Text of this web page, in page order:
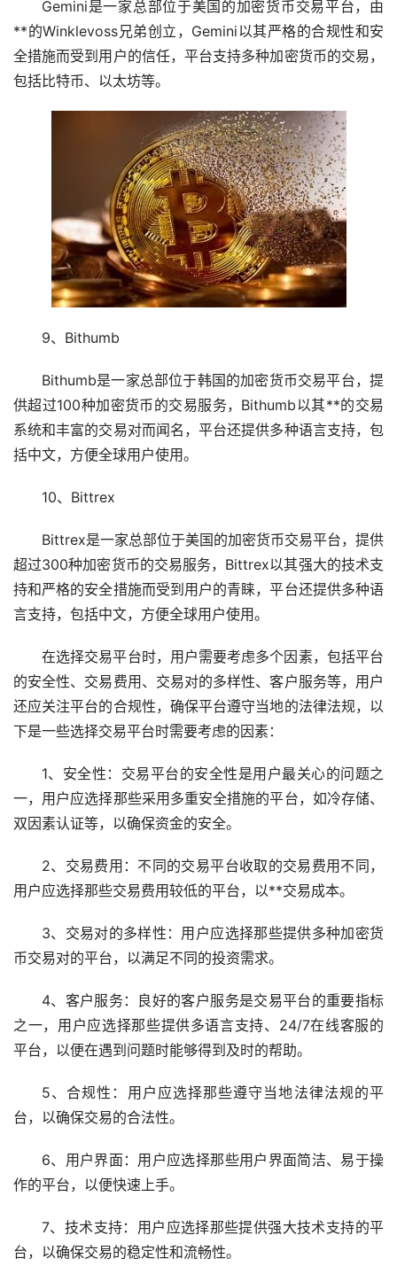
Gemini是一家总部位于美国的加密货币交易平台，由
**的Winklevoss兄弟创立，Gemini以其严格的合规性和安
全措施而受到用户的信任，平台支持多种加密货币的交易，
包括比特币、以太坊等。
9、Bithumb
Bithumb是一家总部位于韩国的加密货币交易平台，提
供超过100种加密货币的交易服务，Bithumb以其**的交易
系统和丰富的交易对而闻名，平台还提供多种语言支持，包
括中文，方便全球用户使用。
10、Bittrex
Bittrex是一家总部位于美国的加密货币交易平台，提供
超过300种加密货币的交易服务，Bittrex以其强大的技术支
持和严格的安全措施而受到用户的青睐，平台还提供多种语
言支持，包括中文，方便全球用户使用。
在选择交易平台时，用户需要考虑多个因素，包括平台
的安全性、交易费用、交易对的多样性、客户服务等，用户
还应关注平台的合规性，确保平台遵守当地的法律法规，以
下是一些选择交易平台时需要考虑的因素：
1、安全性：交易平台的安全性是用户最关心的问题之
一，用户应选择那些采用多重安全措施的平台，如冷存储、
双因素认证等，以确保资金的安全。
2、交易费用：不同的交易平台收取的交易费用不同，
用户应选择那些交易费用较低的平台，以**交易成本。
3、交易对的多样性：用户应选择那些提供多种加密货
币交易对的平台，以满足不同的投资需求。
4、客户服务：良好的客户服务是交易平台的重要指标
之一，用户应选择那些提供多语言支持、24/7在线客服的
平台，以便在遇到问题时能够得到及时的帮助。
5、合规性：用户应选择那些遵守当地法律法规的平
台，以确保交易的合法性。
6、用户界面：用户应选择那些用户界面简洁、易于操
作的平台，以便快速上手。
7、技术支持：用户应选择那些提供强大技术支持的平
台，以确保交易的稳定性和流畅性。